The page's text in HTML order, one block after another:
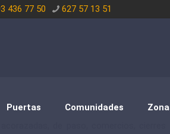
436 77 50 627 57 13 51
Puertas Comunidades